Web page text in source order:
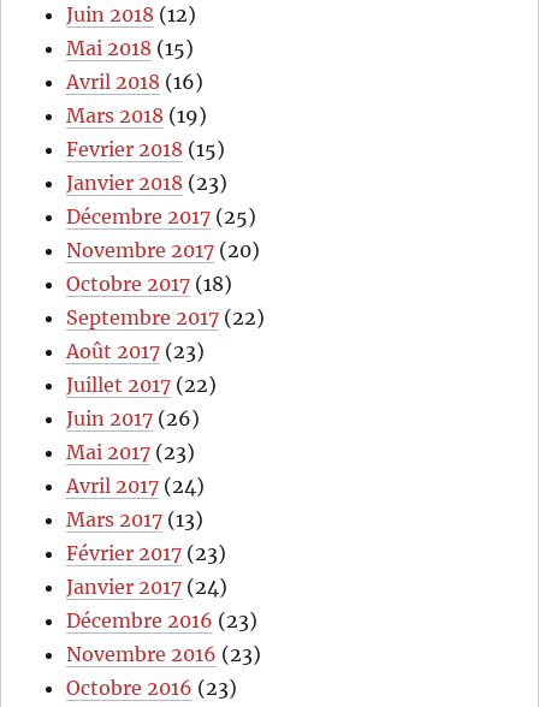
Juin 2018 (12)
Mai 2018 (15)
Avril 2018 (16)
Mars 2018 (19)
Fevrier 2018 (15)
Janvier 2018 (23)
Décembre 2017 (25)
Novembre 2017 (20)
Octobre 2017 (18)
Septembre 2017 (22)
Août 2017 (23)
Juillet 2017 (22)
Juin 2017 (26)
Mai 2017 (23)
Avril 2017 (24)
Mars 2017 (13)
Février 2017 (23)
Janvier 2017 (24)
Décembre 2016 (23)
Novembre 2016 (23)
Octobre 2016 (23)